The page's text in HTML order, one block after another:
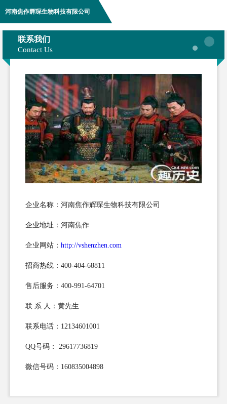
河南焦作辉琛生物科技有限公司
联系我们
Contact Us
企业名称：河南焦作辉琛生物科技有限公司
企业地址：河南焦作
企业网站： http://vshenzhen.com
招商热线：400-404-68811
售后服务：400-991-64701
联 系 人：黄先生
联系电话：12134601001
QQ号码： 29617736819
微信号码：160835004898